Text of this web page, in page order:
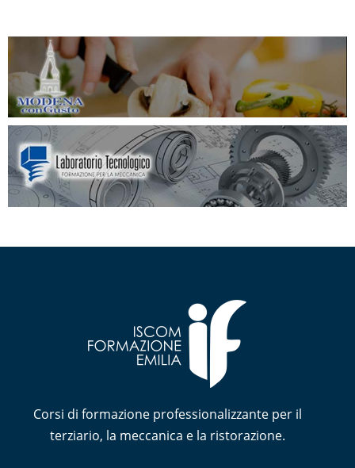
Corsi di formazione professionalizzante per il
terziario, la meccanica e la ristorazione.